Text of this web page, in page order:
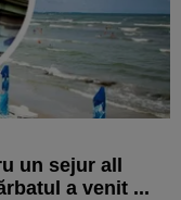
un sejur all
a venit ...